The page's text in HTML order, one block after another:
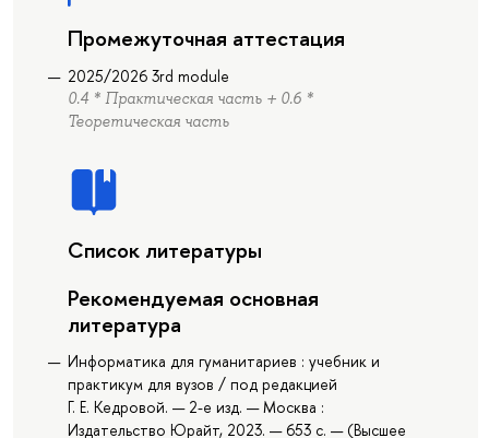
Промежуточная аттестация
2025/2026 3rd module
0.4 * Практическая часть + 0.6 *
Теоретическая часть
Список литературы
Рекомендуемая основная
литература
Информатика для гуманитариев : учебник и
практикум для вузов / под редакцией
Г. Е. Кедровой. — 2-е изд. — Москва :
Издательство Юрайт, 2023. — 653 с. — (Высшее